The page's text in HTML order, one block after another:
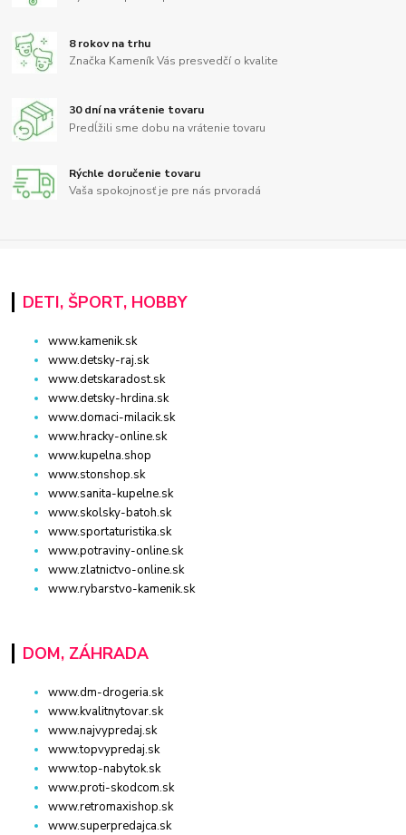
8 rokov na trhu
Značka Kameník Vás presvedčí o kvalite
30 dní na vrátenie tovaru
Predĺžili sme dobu na vrátenie tovaru
Rýchle doručenie tovaru
Vaša spokojnosť je pre nás prvoradá
DETI, ŠPORT, HOBBY
www.kamenik.sk
www.detsky-raj.sk
www.detskaradost.sk
www.detsky-hrdina.sk
www.domaci-milacik.sk
www.hracky-online.sk
www.kupelna.shop
www.stonshop.sk
www.sanita-kupelne.sk
www.skolsky-batoh.sk
www.sportaturistika.sk
www.potraviny-online.sk
www.zlatnictvo-online.sk
www.rybarstvo-kamenik.sk
DOM, ZÁHRADA
www.dm-drogeria.sk
www.kvalitnytovar.sk
www.najvypredaj.sk
www.topvypredaj.sk
www.top-nabytok.sk
www.proti-skodcom.sk
www.retromaxishop.sk
www.superpredajca.sk